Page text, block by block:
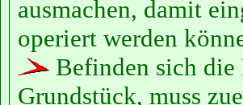
ausmachen, damit
operiert werden
Befinden sich
Grundstück, muss